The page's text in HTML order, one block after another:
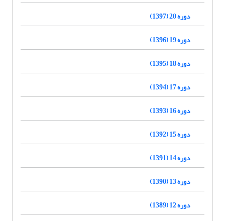
دوره 20 (1397)
دوره 19 (1396)
دوره 18 (1395)
دوره 17 (1394)
دوره 16 (1393)
دوره 15 (1392)
دوره 14 (1391)
دوره 13 (1390)
دوره 12 (1389)